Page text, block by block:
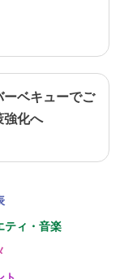
ベキューでご
化へ
ティ・音楽